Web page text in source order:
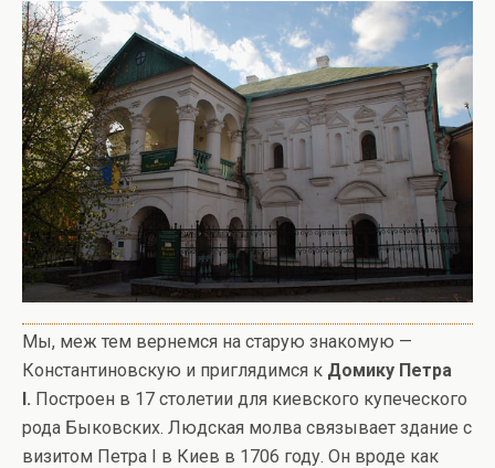
Мы, меж тем вернемся на старую знакомую —
Константиновскую и приглядимся к Домику Петра
I. Построен в 17 столетии для киевского купеческого
рода Быковских. Людская молва связывает здание с
визитом Петра I в Киев в 1706 году. Он вроде как